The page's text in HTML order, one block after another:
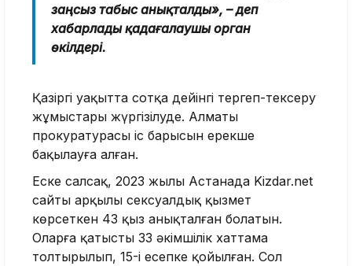
заңсыз табыс анықталды», – деп
хабарлады қадағалаушы орган
өкілдері.
Қазіргі уақытта сотқа дейінгі тергеп-тексеру
жұмыстары жүргізілуде. Алматы
прокуратурасы іс барысын ерекше
бақылауға алған.
Еске салсақ, 2023 жылы Астанада Kizdar.net
сайты арқылы сексуалдық қызмет
көрсеткен 43 қыз анықталған болатын.
Оларға қатысты 33 әкімшілік хаттама
толтырылып, 15-і есепке қойылған. Сол